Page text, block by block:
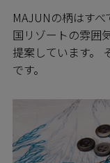
MAJUNの柄はす
国リゾートの雰囲
提案しています。
です。